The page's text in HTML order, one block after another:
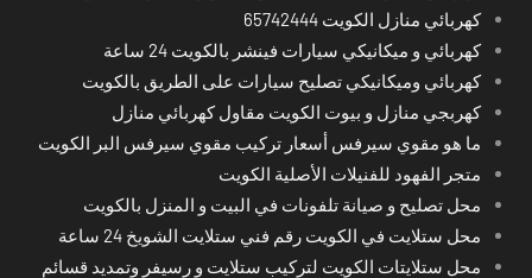
كهربائي منازل الكويت 65742444
كهربائي و ميكانيكي سيارات فينشر بالكويت 24 ساعة
كهربائي وميكانيكي تصليح سيارات على الطريق بالكويت
كهربجي منازل و بيوت الكويت مقاول كهربائي منازل
ما هو مقوي سيرفس أسعار تركيب مقوي سيرفس البر الكويت
متجر الفهود للفنيلات الأصلية الكويت
محل تصليح و صيانة تلفونات في البيت و المنزل بالكويت
محل ستلايت في الكويت رقم فني ستلايت الشويخ 24 ساعة
محل ستلايتات الكويت لتركيب ستلايت و رسيفر وتمديد قسائم